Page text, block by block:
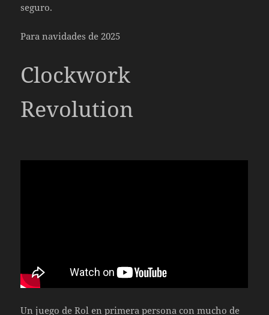
seguro.
Para navidades de 2025
Clockwork
Revolution
Un juego de Rol en primera persona con mucho de